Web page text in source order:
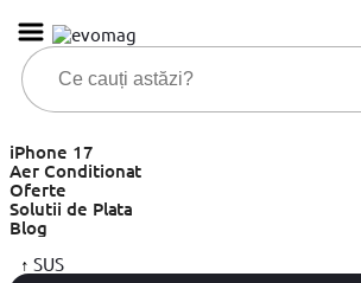
iPhone 17
Aer Conditionat
Oferte
Solutii de Plata
Blog
↑ SUS